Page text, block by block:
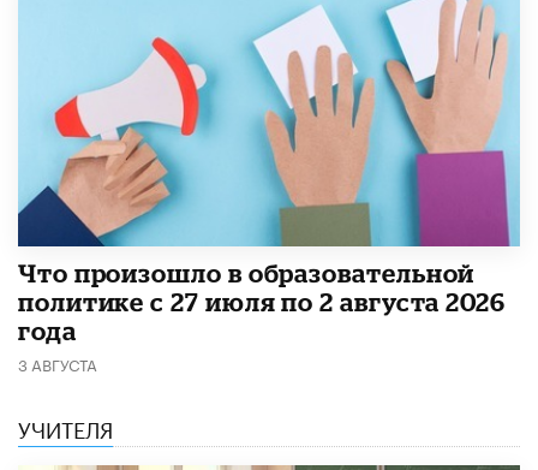
​Что произошло в образовательной
политике с 27 июля по 2 августа 2026
года
3 АВГУСТА
УЧИТЕЛЯ